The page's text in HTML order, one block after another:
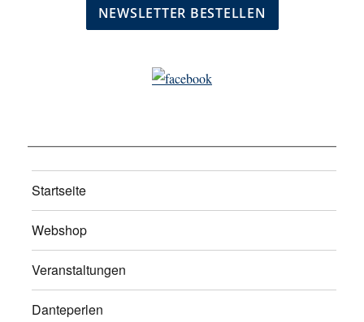
Startseite
Webshop
Veranstaltungen
Danteperlen